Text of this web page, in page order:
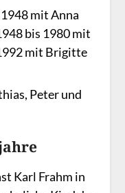
mit Anna
bis 1980 mit
mit Brigitte
Peter und
Karl Frahm in